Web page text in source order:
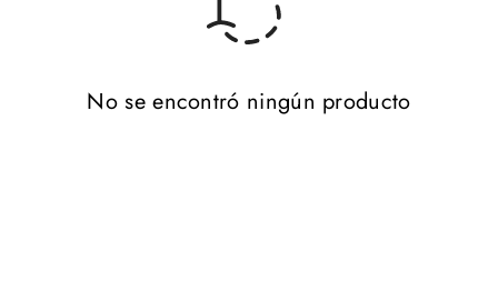
No se encontró ningún producto